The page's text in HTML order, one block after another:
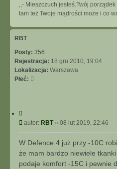
,,- Mieszczuch jesteś.Twój
tam też Twoje mądrości może i co
RBT
Posty: 356
Rejestracja: 18 gru 2010, 19:04
Lokalizacja: Warszawa
Płeć:
y
j
P
o
s
autor: RBT» 08 lut 2019, 22:46
W Defence 4 już przy -10C
że mam bardzo niewiele
podaje komfort -15C i pewnie